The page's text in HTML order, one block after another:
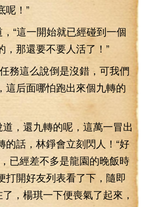
呢！”
“這一開始就已經碰到一個
那還要不要人活了！”
這么說倒是沒錯，可我們
這后面哪怕跑出來個九轉的
，還九轉的呢，這萬一冒出
話，林錚會立刻閃人！“好
已經差不多是龍園的晚飯時
打開好友列表看了下，隨即
，楊琪一下便喪氣了起來，